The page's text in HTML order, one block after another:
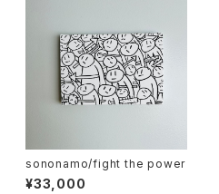
sononamo/fight the power
¥33,000